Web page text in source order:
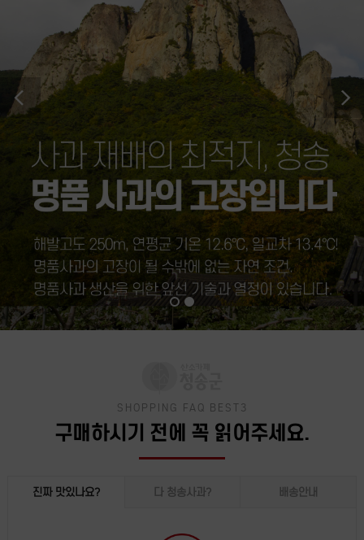
SHOPPING FAQ BEST3
구매하시기 전에 꼭 읽어주세요.
진짜 맛있나요? 다 청송사과? 배송안내